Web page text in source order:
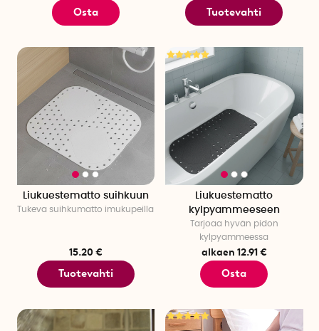
Osta Tuotevahti
Liukuestematto suihkuun
Tukeva suihkumatto imukupeilla
15.20 €
Tuotevahti
Liukuestematto
kylpyammeeseen
Tarjoaa hyvän pidon
kylpyammeessa
alkaen 12.91 €
Osta